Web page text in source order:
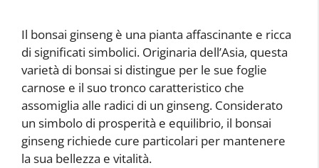
Il bonsai ginseng è una pianta affascinante e ricca
di significati simbolici. Originaria dell’Asia, questa
varietà di bonsai si distingue per le sue foglie
carnose e il suo tronco caratteristico che
assomiglia alle radici di un ginseng. Considerato
un simbolo di prosperità e equilibrio, il bonsai
ginseng richiede cure particolari per mantenere
la sua bellezza e vitalità.